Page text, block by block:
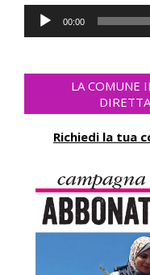
Lecteur
audio
00:00
LA COMUNE
Richiedi la tua